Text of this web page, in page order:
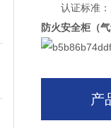
认证标准：产
防火安全柜（
产